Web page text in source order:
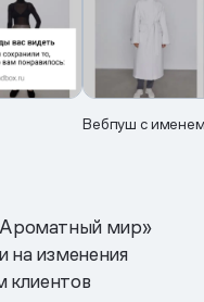
Вебпуш с
мир»
на изменения
клиентов